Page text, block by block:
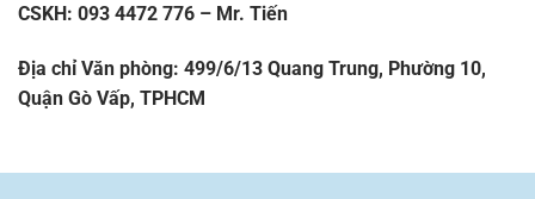
CSKH: 093 4472 776 – Mr. Tiến
Địa chỉ Văn phòng: 499/6/13 Quang Trung, Phường 10,
Quận Gò Vấp, TPHCM